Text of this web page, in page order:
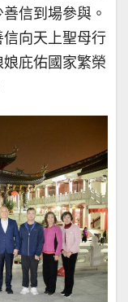
信到場參與。
向天上聖母行
庇佑國家繁榮